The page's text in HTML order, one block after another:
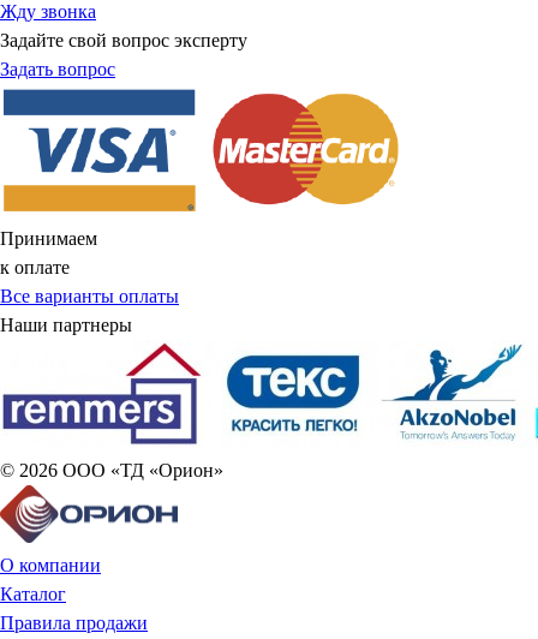
Жду звонка
Задайте свой вопрос эксперту
Задать вопрос
Принимаем
к оплате
Все варианты оплаты
Наши партнеры
© 2026 ООО «ТД «Орион»
О компании
Каталог
Правила продажи